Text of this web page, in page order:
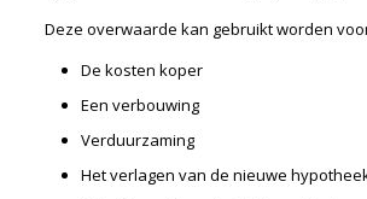
Deze overwaarde kan gebruikt worden
De kosten koper
Een verbouwing
Verduurzaming
Het verlagen van de nieuwe